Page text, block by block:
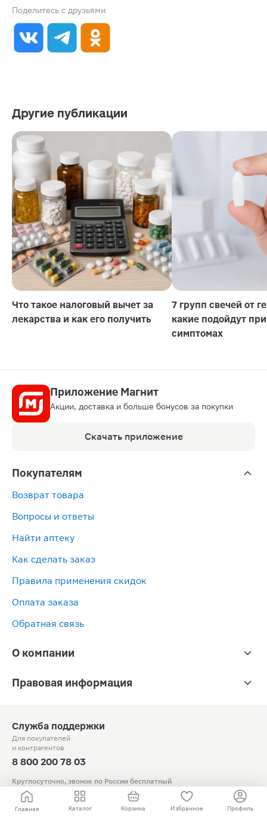
Поделитесь с друзьями
Другие публикации
Что такое налоговый вычет за
лекарства и как его получить
7 групп свечей от
какие подойдут
симптомах
Главная Каталог Корзина Избранное Профиль
Приложение Магнит
Акции, доставка и больше бонусов за покупки
Скачать приложение
Покупателям
Возврат товара
Вопросы и ответы
Найти аптеку
Как сделать заказ
Правила применения скидок
Оплата заказа
Обратная связь
О компании
Правовая информация
Служба поддержки
Для покупателей
и контрагентов
8 800 200 78 03
Круглосуточно, звонок по России бесплатный
© Официальный сайт сети «Магнит».
2010-2026 АО «Тандер»